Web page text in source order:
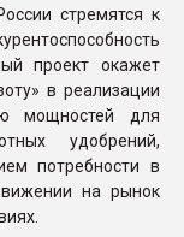
стремятся к
проект окажет
в реализации
мощностей для
удобрений,
потребности в
на рынок